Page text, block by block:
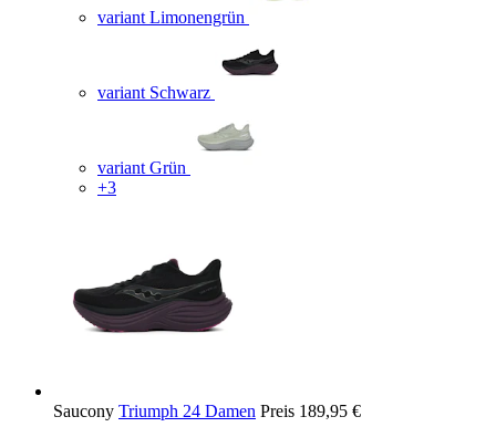
variant Limonengrün
variant Schwarz
variant Grün
+3
Saucony Triumph 24 Damen Preis 189,95 €